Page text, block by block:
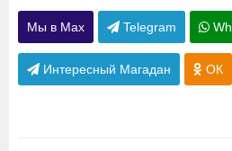
Мы в Max Telegram
Интересный Магадан ОК